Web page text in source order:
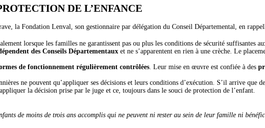
DE L’ENFANCE
la Fondation Lenval, son gestionnaire par délégation du Conseil Départemental, en
lorsque les familles ne garantissent pas ou plus les conditions de sécurité suffisantes
des Conseils Départementaux et ne s’apparentent en rien à une crèche. Le
de fonctionnement régulièrement contrôlées. Leur mise en œuvre est confiée à des
ne pouvent qu’appliquer ses décisions et leurs conditions d’exécution. S’il arrive que
la décision prise par le juge et ce, toujours dans le souci de protection de l’enfant.
de moins de trois ans accomplis qui ne peuvent ni rester au sein de leur famille ni